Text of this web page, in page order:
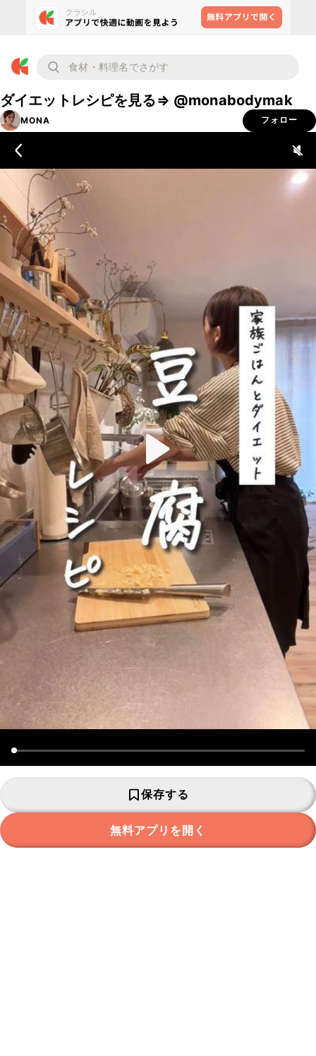
ダイエットレシピを見る⇒ @monabodymak
MONA フォロー
保存する
無料アプリを開く